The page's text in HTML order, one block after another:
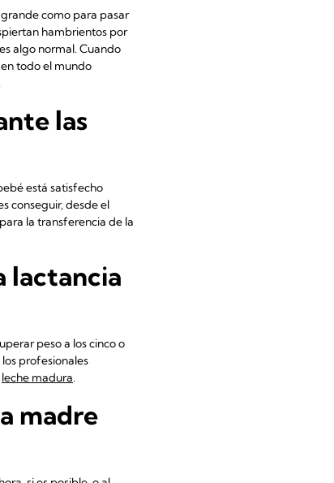
como para pasar
hambrientos por
algo normal. Cuando
todo el mundo
las
está satisfecho
conseguir, desde el
la transferencia de la
lactancia
peso a los cinco o
profesionales
leche madura.
madre